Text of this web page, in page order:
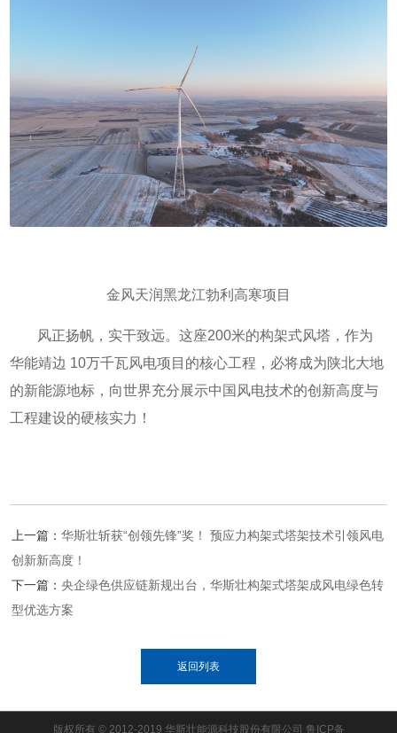
金风天润黑龙江勃利高寒项目
风正扬帆，实干致远。这座200米的构架式风塔，作为
华能靖边 10万千瓦风电项目的核心工程，必将成为陕北大地
的新能源地标，向世界充分展示中国风电技术的创新高度与
工程建设的硬核实力！
上一篇：华斯壮斩获“创领先锋”奖！ 预应力构架式塔架技术引领风电
创新新高度！
下一篇：央企绿色供应链新规出台，华斯壮构架式塔架成风电绿色转
型优选方案
返回列表
版权所有 © 2012-2019 华斯壮能源科技股份有限公司 鲁ICP备